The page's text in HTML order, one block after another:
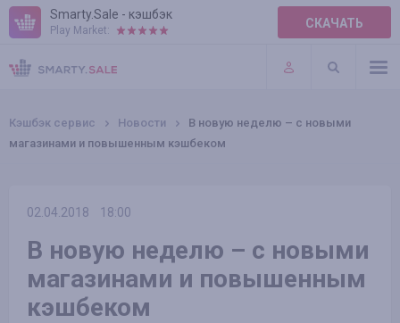
Smarty.Sale - кэшбэк
Play Market: СКАЧАТЬ
ПРАВИЛА
ПЛАГИНЫ
Кэшбэк сервис Новости
В новую неделю – с новыми
магазинами и повышенным кэшбеком
02.04.2018 18:00
В новую неделю – с новыми
магазинами и повышенным
кэшбеком